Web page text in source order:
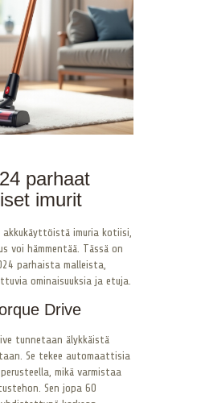
parhaat
imurit
imuria kotiisi,
voi hämmentää. Tässä on
parhaista malleista,
ominaisuuksia ja etuja.
Drive
tunnetaan älykkäistä
Se tekee automaattisia
mikä varmistaa
Sen jopa 60